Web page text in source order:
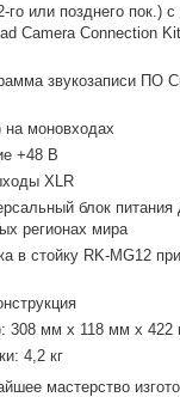
го или позднего пок.)
Camera Connection
звукозаписи ПО
на моновходах
+48 В
XLR
блок питания
регионах мира
в стойку RK-MG12
308 мм x 118 мм x 422
4,2 кг
мастерство